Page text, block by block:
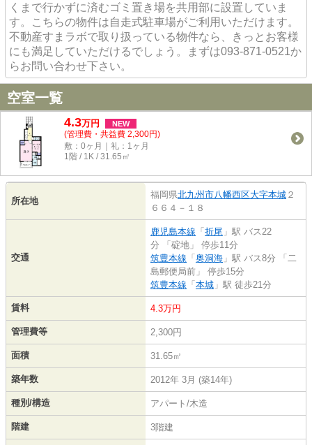
くまで行かずに済むゴミ置き場を共用部に設置していま
す。こちらの物件は自走式駐車場がご利用いただけます。
不動産すまラボで取り扱っている物件なら、きっとお客様
にも満足していただけるでしょう。まずは093-871-0521か
らお問い合わせ下さい。
空室一覧
4.3万円 NEW
(管理費・共益費 2,300円)
敷：0ヶ月｜礼：1ヶ月
1階 / 1K / 31.65㎡
所在地
福岡県北九州市八幡西区大字本城 ２
６６４－１８
交通
鹿児島本線 「 折尾 」駅 バス22
分 「碇地」 停歩11分
筑豊本線 「 奥洞海 」駅 バス8分 「二
島郵便局前」 停歩15分
筑豊本線 「 本城 」駅 徒歩21分
賃料 4.3万円
管理費等 2,300円
面積 31.65㎡
築年数 2012年 3月 (築14年)
種別/構造 アパート/木造
階建 3階建